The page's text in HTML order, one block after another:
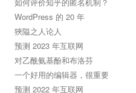
WordPress 的 20 年
狹隘之人论人
预测 2023 年互联网
对乙酰氨基酚和布洛芬
一个好用的编辑器，很重要
预测 2022 年互联网